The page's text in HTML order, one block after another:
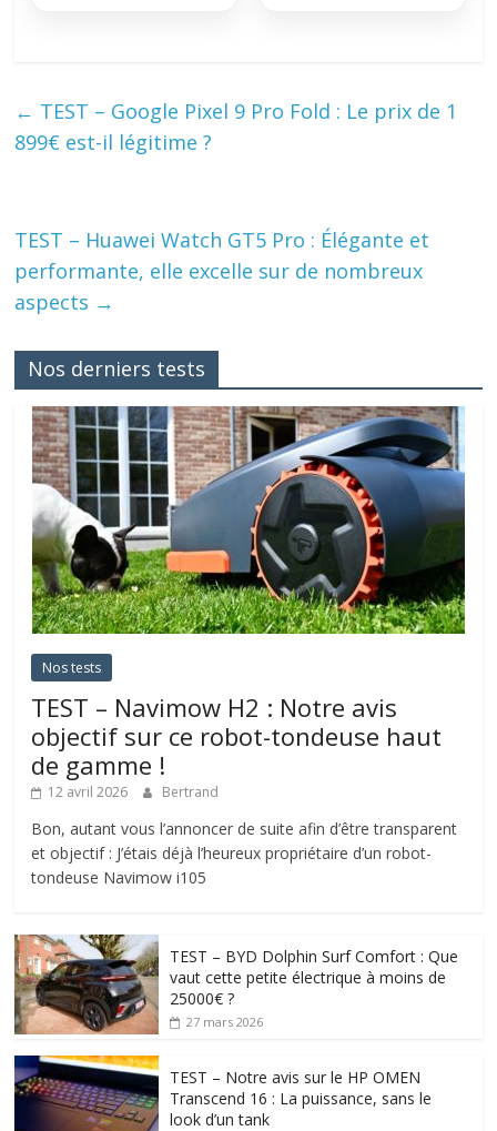
← TEST – Google Pixel 9 Pro Fold : Le prix de 1
899€ est-il légitime ?
TEST – Huawei Watch GT5 Pro : Élégante et
performante, elle excelle sur de nombreux
aspects →
Nos derniers tests
Nos tests
TEST – Navimow H2 : Notre avis
objectif sur ce robot-tondeuse haut
de gamme !
12 avril 2026 Bertrand
Bon, autant vous l’annoncer de suite afin d’être transparent
et objectif : J’étais déjà l’heureux propriétaire d’un robot-
tondeuse Navimow i105
TEST – BYD Dolphin Surf Comfort : Que
vaut cette petite électrique à moins de
25000€ ?
27 mars 2026
TEST – Notre avis sur le HP OMEN
Transcend 16 : La puissance, sans le
look d’un tank